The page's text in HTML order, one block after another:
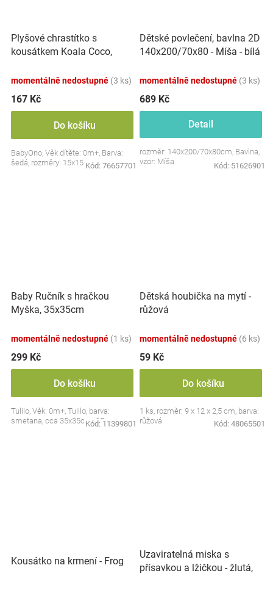
Plyšové chrastítko s
kousátkem Koala Coco,
momentálně nedostupné (3 ks)
167 Kč
Do košíku
BabyOno, Věk dítěte: 0m+, Barva:
šedá, rozměry: 15x15 cm.
Kód: 76657701
Dětské povlečení, bavlna 2D
140x200/70x80 - Míša - bílá
momentálně nedostupné (3 ks)
689 Kč
Detail
rozměr: 140x200/70x80cm, Bavlna,
vzor: Míša
Kód: 51626901
Baby Ručník s hračkou
Myška, 35x35cm
momentálně nedostupné (1 ks)
299 Kč
Do košíku
Tulilo, Věk: 0m+, Tulilo, barva:
smetana, cca 35x35cm, CE
Kód: 11399801
Dětská houbička na mytí -
růžová
momentálně nedostupné (6 ks)
59 Kč
Do košíku
1 ks, rozměr: 9 x 12 x 2,5 cm, barva:
růžová
Kód: 48065501
Kousátko na krmení - Frog
Uzaviratelná miska s
přísavkou a lžičkou - žlutá,